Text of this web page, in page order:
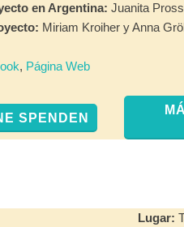
en Argentina: Juanita
Miriam Kroiher y Anna
, Página Web
SPENDEN
Lugar: